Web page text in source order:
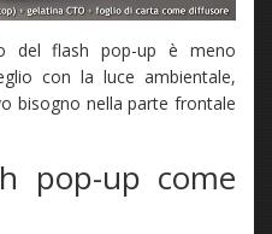
del flash pop-up è meno
con la luce ambientale,
bisogno nella parte frontale
pop-up come